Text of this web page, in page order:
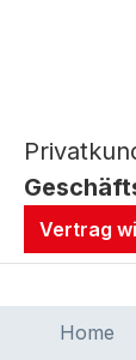
Vertrag
Home